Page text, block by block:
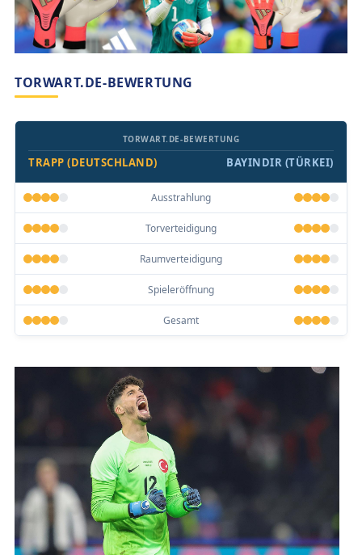
TORWART.DE-BEWERTUNG
TRAPP (DEUTSCHLAND)
TORWART.DE-BEWERTUNG
BAYINDIR (TÜRKEI)
Ausstrahlung
Torverteidigung
Raumverteidigung
Spieleröffnung
Gesamt